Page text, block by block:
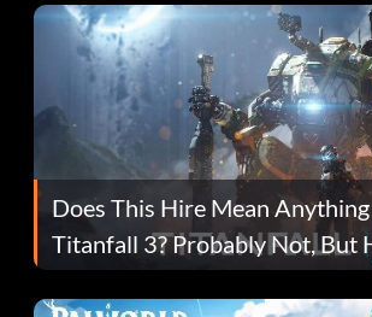
Does This Hire Mean
Titanfall 3? Probably Not, But
Fans Are Hopeful